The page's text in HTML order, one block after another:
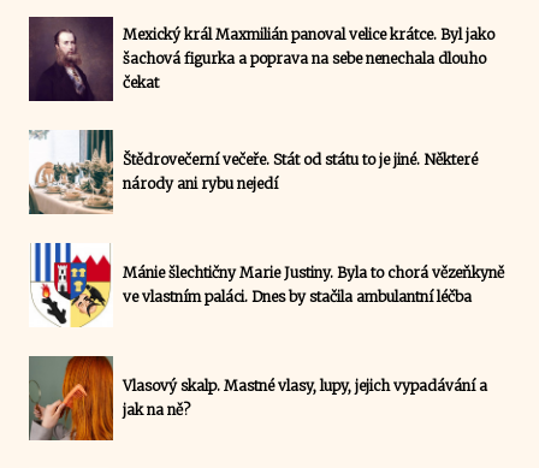
Mexický král Maxmilián panoval velice krátce. Byl jako
šachová figurka a poprava na sebe nenechala dlouho
čekat
Štědrovečerní večeře. Stát od státu to je jiné. Některé
národy ani rybu nejedí
Mánie šlechtičny Marie Justiny. Byla to chorá vězeňkyně
ve vlastním paláci. Dnes by stačila ambulantní léčba
Vlasový skalp. Mastné vlasy, lupy, jejich vypadávání a
jak na ně?